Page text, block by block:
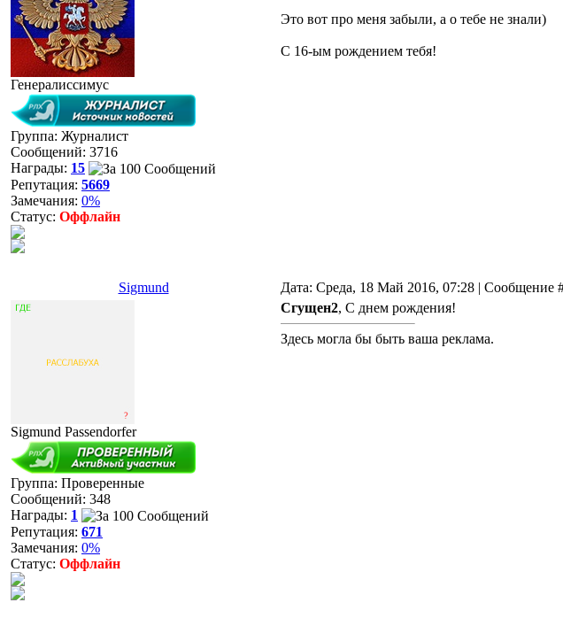
Генералиссимус
Группа: Журналист
Сообщений: 3716
Награды: 15
Репутация: 5669
Замечания: 0%
Статус: Оффлайн
Это вот про меня забыли, а о тебе не знали)
С 16-ым рождением тебя!
Sigmund Дата: Среда, 18 Май 2016, 07:28 | Сообщение
Sigmund Passendorfer
Группа: Проверенные
Сообщений: 348
Награды: 1
Репутация: 671
Замечания: 0%
Статус: Оффлайн
Сгущен2, С днем рождения!
Здесь могла бы быть ваша реклама.